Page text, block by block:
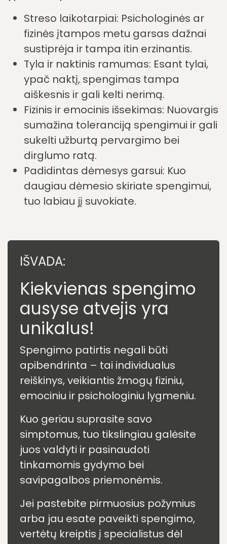
Kada spengimas ausyse
ypač vargina?
Spengimo stiprumas nėra pastovus – jo
suvokimas svyruoja. Yra situacijų, kurios jį
ypač sustiprina:
Streso laikotarpiai: Psichologinės ar
fizinės įtampos metu garsas dažnai
sustiprėja ir tampa itin erzinantis.
Tyla ir naktinis ramumas: Esant tylai,
Fizinis ir emocinis išsekimas: Nuovargis
sumažina toleranciją spengimui ir gali
sukelti užburtą pervargimo bei
dirglumo ratą.
Padidintas dėmesys garsui: Kuo
daugiau dėmesio skiriate spengimui,
tuo labiau jį suvokiate.
IŠVADA:
Kiekvienas spengimo
ausyse atvejis yra
unikalus!
apibendrinta – tai individualus
reiškinys, veikiantis žmogų fiziniu,
emociniu ir psichologiniu lygmeniu.